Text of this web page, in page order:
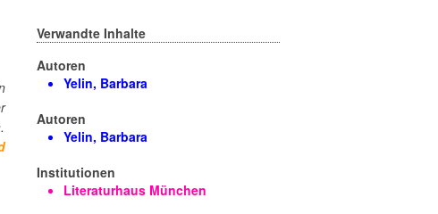
Verwandte Inhalte
Autoren
Yelin, Barbara
Autoren
Yelin, Barbara
Institutionen
Literaturhaus München